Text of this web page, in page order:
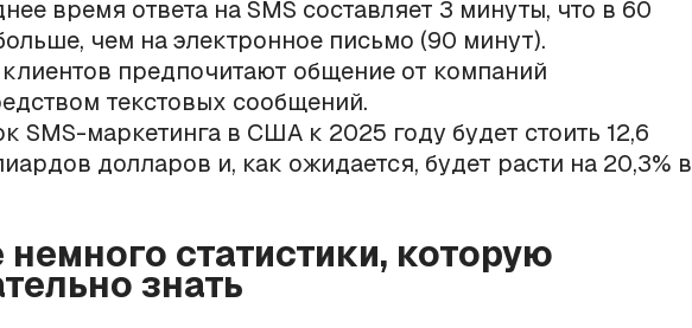
время ответа на SMS составляет 3 минуты, что в 60
чем на электронное письмо (90 минут).
предпочитают общение от компаний
текстовых сообщений.
SMS-маркетинга в США к 2025 году будет стоить 12,6
долларов и, как ожидается, будет расти на 20,3% в
статистики, которую
знать